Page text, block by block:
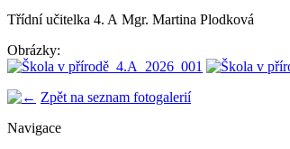
Třídní učitelka 4. A Mgr. Martina Plodková
Obrázky:
Zpět na seznam fotogalerií
Navigace